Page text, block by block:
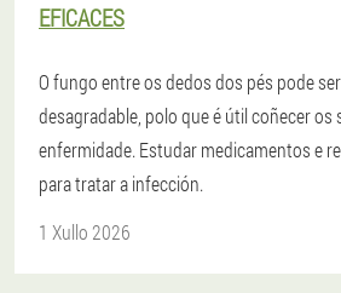
EFICACES
O fungo entre os dedos dos pés pode
desagradable, polo que é útil coñecer
enfermidade. Estudar medicamentos e
para tratar a infección.
1 Xullo 2026